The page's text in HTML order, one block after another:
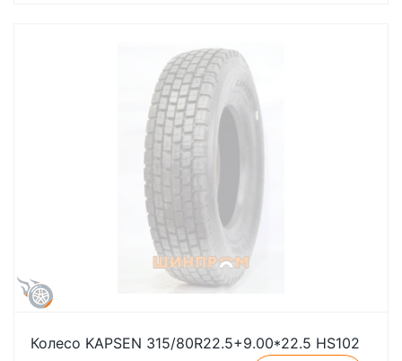
Колесо KAPSEN 315/80R22.5+9.00*22.5 HS102